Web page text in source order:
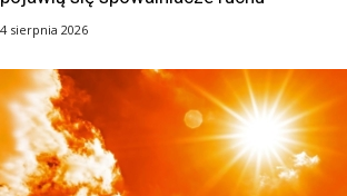
4 sierpnia 2026